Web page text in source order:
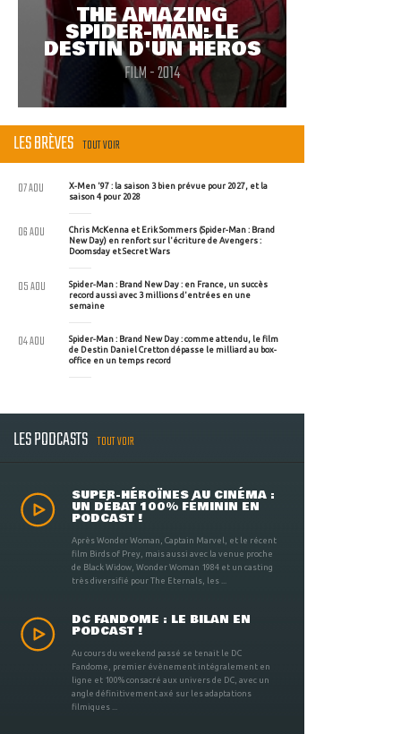
THE AMAZING
SPIDER-MAN: LE
DESTIN D'UN HÉROS
FILM - 2014
LES BRÈVES TOUT VOIR
X-Men '97 : la saison 3 bien prévue pour 2027, et la
saison 4 pour 2028
07 AOU
Chris McKenna et Erik Sommers (Spider-Man : Brand
New Day) en renfort sur l'écriture de Avengers :
Doomsday et Secret Wars
06 AOU
Spider-Man : Brand New Day : en France, un succès
record aussi avec 3 millions d'entrées en une
semaine
05 AOU
Spider-Man : Brand New Day : comme attendu, le film
de Destin Daniel Cretton dépasse le milliard au box-
office en un temps record
04 AOU
LES PODCASTS TOUT VOIR
SUPER-HÉROÏNES AU CINÉMA :
UN DÉBAT 100% FÉMININ EN
PODCAST !
Après Wonder Woman, Captain Marvel, et le récent
film Birds of Prey, mais aussi avec la venue proche
de Black Widow, Wonder Woman 1984 et un casting
très diversifié pour The Eternals, les ...
DC FANDOME : LE BILAN EN
PODCAST !
Au cours du weekend passé se tenait le DC
Fandome, premier évènement intégralement en
ligne et 100% consacré aux univers de DC, avec un
angle définitivement axé sur les adaptations
filmiques ...